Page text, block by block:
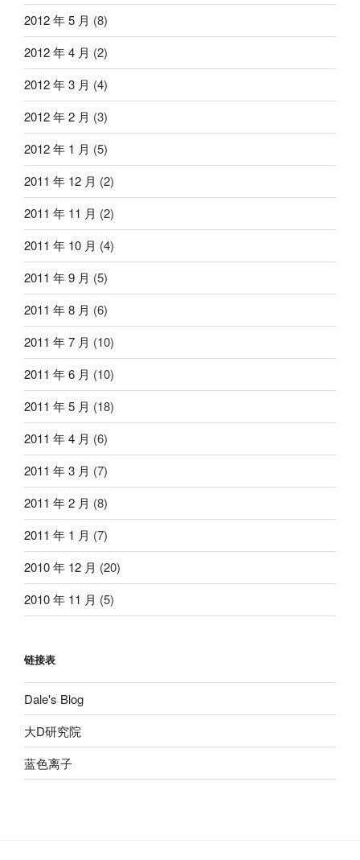
2012 年 5 月 (8)
2012 年 4 月 (2)
2012 年 3 月 (4)
2012 年 2 月 (3)
2012 年 1 月 (5)
2011 年 12 月 (2)
2011 年 11 月 (2)
2011 年 10 月 (4)
2011 年 9 月 (5)
2011 年 8 月 (6)
2011 年 7 月 (10)
2011 年 6 月 (10)
2011 年 5 月 (18)
2011 年 4 月 (6)
2011 年 3 月 (7)
2011 年 2 月 (8)
2011 年 1 月 (7)
2010 年 12 月 (20)
2010 年 11 月 (5)
链接表
Dale's Blog
大D研究院
蓝色离子